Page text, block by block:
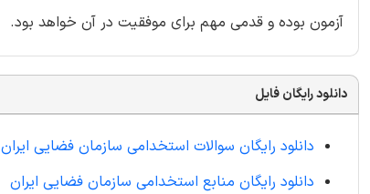
آزمون بوده و قدمی مهم برای موفقیت در آن خواهد بود.
دانلود رایگان فایل
دانلود رایگان سوالات استخدامی سازمان فضایی ایران
دانلود رایگان منابع استخدامی سازمان فضایی ایران